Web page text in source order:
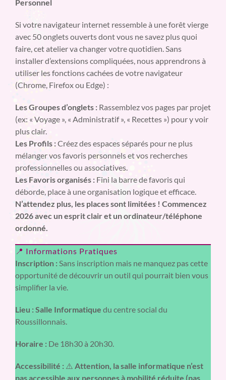
Personnel
Si votre navigateur internet ressemble à une forêt vierge
avec 50 onglets ouverts dont vous ne savez plus quoi
faire, cet atelier va changer votre quotidien. Sans
installer d’extensions compliquées, nous apprendrons à
utiliser les fonctions cachées de votre navigateur
(Chrome, Firefox ou Edge) :
Les Groupes d’onglets : Rassemblez vos pages par projet
(ex: « Voyage », « Administratif », « Recettes ») pour y voir
plus clair.
Les Profils :Créez des espaces séparés pour ne plus
mélanger vos favoris personnels et vos recherches
professionnelles ou associatives.
Les Favoris organisés : Fini la barre de favoris qui
déborde, place à une organisation logique et efficace.
N’attendez plus, les places sont limitées ! Commencez
2026 avec un esprit clair et un ordinateur/téléphone
ordonné.
📍 Informations Pratiques
Inscription : Sans inscription mais ne manquez pas cette
opportunité de découvrir un outil qui pourrait bien vous
simplifier la vie.
Lieu : Salle Informatique du centre social du
Roussillonnais.
Horaire : De 18h30 à 20h30.
Accessibilité : ⚠️ Attention, la salle informatique n’est
pas accessible aux personnes à mobilité réduite (pas